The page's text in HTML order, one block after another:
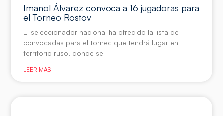
Imanol Álvarez convoca a 16 jugadoras para
el Torneo Rostov
El seleccionador nacional ha ofrecido la lista de
convocadas para el torneo que tendrá lugar en
territorio ruso, donde se
LEER MÁS